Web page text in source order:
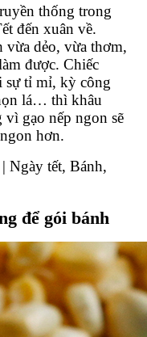
thống trong
đến xuân về.
vừa dẻo, vừa thơm,
được. Chiếc
sự tỉ mỉ, kỳ công
lá… thì khâu
vì gạo nếp ngon sẽ
hơn.
để gói bánh